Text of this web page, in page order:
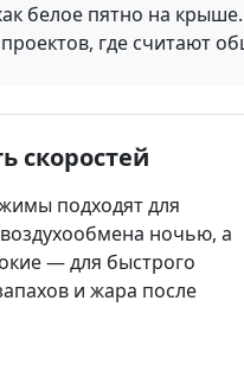
белое пятно на
где считают
скоростей
подходят для
ночью, а
— для быстрого
и жара после